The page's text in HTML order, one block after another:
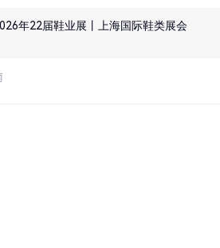
年22届鞋业展丨上海国际鞋类展会